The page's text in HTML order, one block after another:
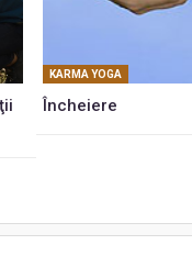
KARMA YOGA
Încheiere